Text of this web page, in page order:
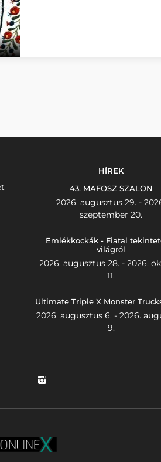
HÍREK
43. MAFOSZ SZALON
2026. augusztus 29. -
szeptember 20.
Emlékkockák - Fiatal
világról
2026. augusztus 28. - 2026.
11.
Ultimate Triple X Monster
2026. augusztus 6. - 2026.
9.